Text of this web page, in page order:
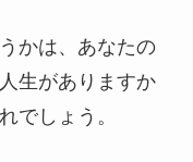
かは、あなたの
生がありますか
でしょう。